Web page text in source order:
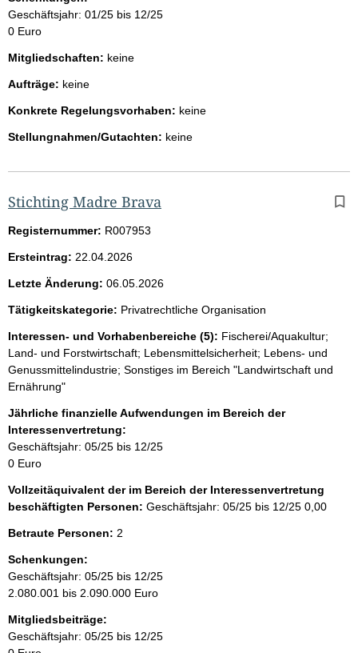
Geschäftsjahr: 01/25 bis 12/25
0 Euro
Mitgliedschaften: keine
Aufträge: keine
Konkrete Regelungsvorhaben: keine
Stellungnahmen/Gutachten: keine
Stichting Madre Brava
Registernummer: R007953
Ersteintrag: 22.04.2026
Letzte Änderung: 06.05.2026
Tätigkeitskategorie: Privatrechtliche Organisation
Interessen- und Vorhabenbereiche (5): Fischerei/Aquakultur;
Land- und Forstwirtschaft; Lebensmittelsicherheit; Lebens- und
Genussmittelindustrie; Sonstiges im Bereich "Landwirtschaft und
Ernährung"
Jährliche finanzielle Aufwendungen im Bereich der
Interessenvertretung:
Geschäftsjahr: 05/25 bis 12/25
0 Euro
Vollzeitäquivalent der im Bereich der Interessenvertretung
beschäftigten Personen: Geschäftsjahr: 05/25 bis 12/25 0,00
Betraute Personen: 2
Schenkungen:
Geschäftsjahr: 05/25 bis 12/25
2.080.001 bis 2.090.000 Euro
Mitgliedsbeiträge:
Geschäftsjahr: 05/25 bis 12/25